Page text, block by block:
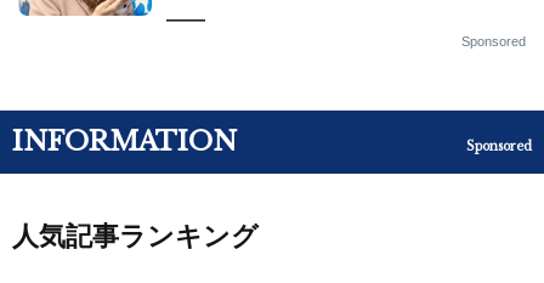
——
Sponsored
INFORMATION Sponsored
人気記事ランキング